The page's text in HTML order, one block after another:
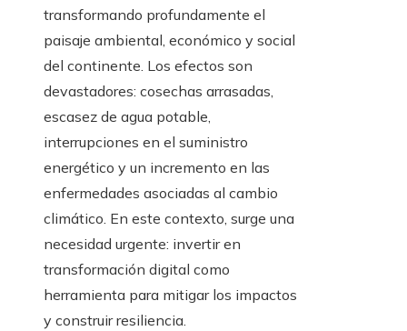
transformando profundamente el
paisaje ambiental, económico y social
del continente. Los efectos son
devastadores: cosechas arrasadas,
escasez de agua potable,
interrupciones en el suministro
energético y un incremento en las
enfermedades asociadas al cambio
climático. En este contexto, surge una
necesidad urgente: invertir en
transformación digital como
herramienta para mitigar los impactos
y construir resiliencia.